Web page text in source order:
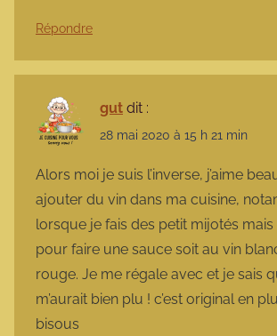
Répondre
gut dit :
28 mai 2020 à 15 h 21 min
Alors moi je suis l’inverse, j’aime
ajouter du vin dans ma cuisine,
lorsque je fais des petit mijotés
pour faire une sauce soit au vin
rouge. Je me régale avec et je sais
m’aurait bien plu ! c’est original en
bisous